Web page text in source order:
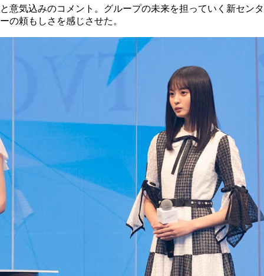
と意気込みのコメント。グループの未来を担っていく新センタ
ーの頼もしさを感じさせた。